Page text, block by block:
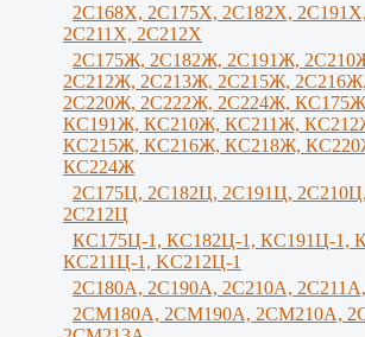
2С168Х, 2С175Х, 2С182Х,
2С211Х, 2С212Х
2С175Ж, 2С182Ж, 2С191Ж,
2С212Ж, 2С213Ж, 2С215Ж,
2С220Ж, 2С222Ж, 2С224Ж,
КС191Ж, КС210Ж, КС211Ж,
КС215Ж, КС216Ж, КС218Ж,
КС224Ж
2С175Ц, 2С182Ц, 2С191Ц,
2С212Ц
КС175Ц-1, КС182Ц-1, КС191Ц-1,
КС211Ц-1, KС212Ц-1
2С180А, 2С190А, 2С210А,
2СМ180А, 2СМ190А, 2CM210A,